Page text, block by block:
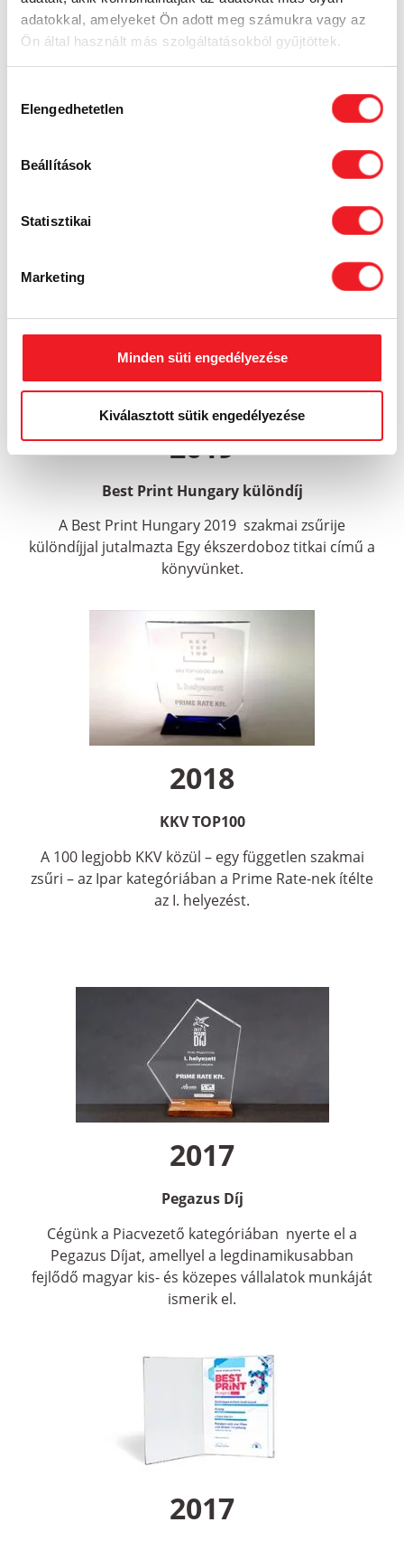
adatokkal, amelyeket Ön adott meg számukra vagy az
Ön által használt más szolgáltatásokból gyűjtöttek.
kiválasztása
Elengedhetetlen
Beállítások
Statisztikai
Marketing
Minden süti engedélyezése
Kiválasztott sütik engedélyezése
üzleti kategóriában elnyerte a MagyarBrands
2019
Best Print Hungary különdíj
A Best Print Hungary 2019 szakmai zsűrije
különdíjjal jutalmazta Egy ékszerdoboz titkai című a
könyvünket.
2018
KKV TOP100
A 100 legjobb KKV közül – egy független szakmai
zsűri – az Ipar kategóriában a Prime Rate-nek ítélte
az I. helyezést.
2017
Pegazus Díj
Cégünk a Piacvezető kategóriában nyerte el a
Pegazus Díjat, amellyel a legdinamikusabban
fejlődő magyar kis- és közepes vállalatok munkáját
ismerik el.
2017